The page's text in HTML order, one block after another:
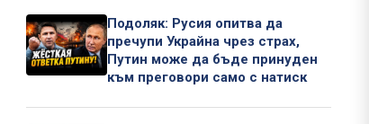
Подоляк: Русия опитва да
пречупи Украйна чрез страх,
Путин може да бъде принуден
към преговори само с натиск